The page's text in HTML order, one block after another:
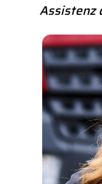
Assistenz